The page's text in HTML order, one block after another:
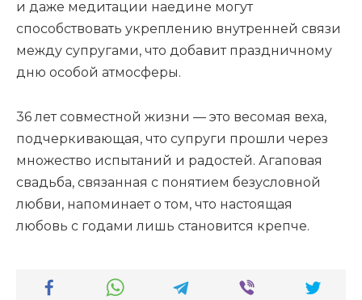
и даже медитации наедине могут
способствовать укреплению внутренней связи
между супругами, что добавит праздничному
дню особой атмосферы.
36 лет совместной жизни — это весомая веха,
подчеркивающая, что супруги прошли через
множество испытаний и радостей. Агаповая
свадьба, связанная с понятием безусловной
любви, напоминает о том, что настоящая
любовь с годами лишь становится крепче.